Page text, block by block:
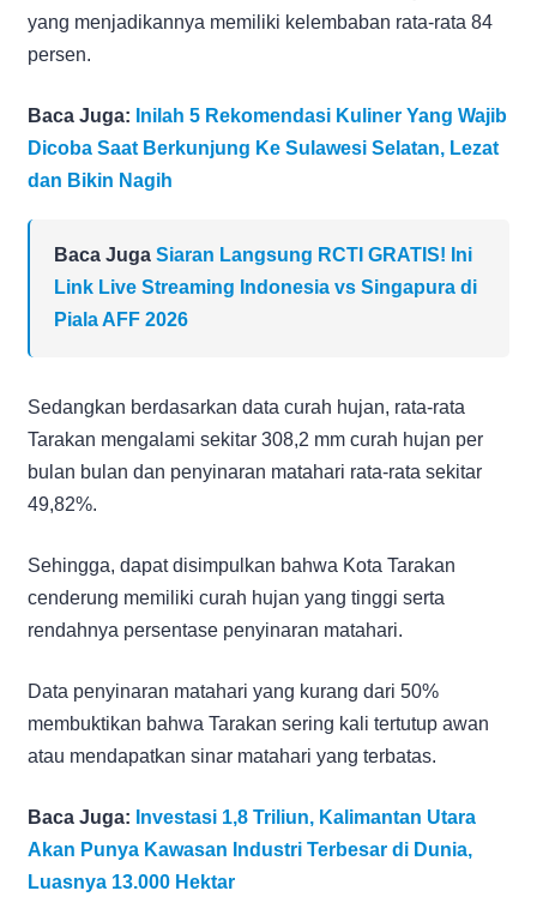
yang menjadikannya memiliki kelembaban rata-rata 84
persen.
Baca Juga: Inilah 5 Rekomendasi Kuliner Yang Wajib
Dicoba Saat Berkunjung Ke Sulawesi Selatan, Lezat
dan Bikin Nagih
Baca Juga Siaran Langsung RCTI GRATIS! Ini
Link Live Streaming Indonesia vs Singapura di
Piala AFF 2026
Sedangkan berdasarkan data curah hujan, rata-rata
Tarakan mengalami sekitar 308,2 mm curah hujan per
bulan bulan dan penyinaran matahari rata-rata sekitar
49,82%.
Sehingga, dapat disimpulkan bahwa Kota Tarakan
cenderung memiliki curah hujan yang tinggi serta
rendahnya persentase penyinaran matahari.
Data penyinaran matahari yang kurang dari 50%
membuktikan bahwa Tarakan sering kali tertutup awan
atau mendapatkan sinar matahari yang terbatas.
Baca Juga: Investasi 1,8 Triliun, Kalimantan Utara
Akan Punya Kawasan Industri Terbesar di Dunia,
Luasnya 13.000 Hektar